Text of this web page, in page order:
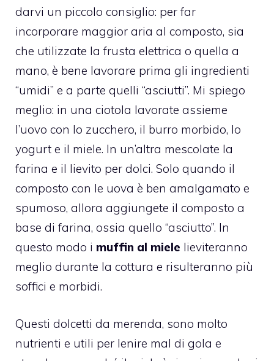
darvi un piccolo consiglio: per far
incorporare maggior aria al composto, sia
che utilizzate la frusta elettrica o quella a
mano, è bene lavorare prima gli ingredienti
“umidi” e a parte quelli “asciutti”. Mi spiego
meglio: in una ciotola lavorate assieme
l’uovo con lo zucchero, il burro morbido, lo
yogurt e il miele. In un’altra mescolate la
farina e il lievito per dolci. Solo quando il
composto con le uova è ben amalgamato e
spumoso, allora aggiungete il composto a
base di farina, ossia quello “asciutto”. In
questo modo i muffin al miele lieviteranno
meglio durante la cottura e risulteranno più
soffici e morbidi.
Questi dolcetti da merenda, sono molto
nutrienti e utili per lenire mal di gola e